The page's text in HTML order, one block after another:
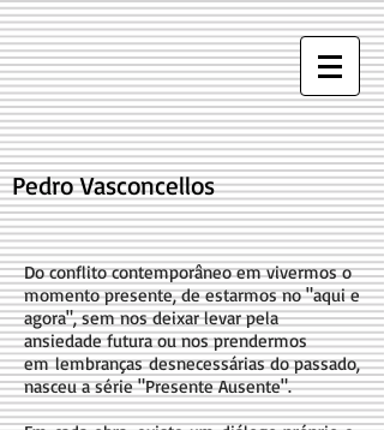
​Pedro Vasconcellos
Do conflito contemporâneo em vivermos o
momento presente, de estarmos no "aqui e
agora", sem nos deixar levar pela
ansiedade futura ou nos prendermos
em lembranças desnecessárias do passado,
nasceu a série "Presente Ausente".